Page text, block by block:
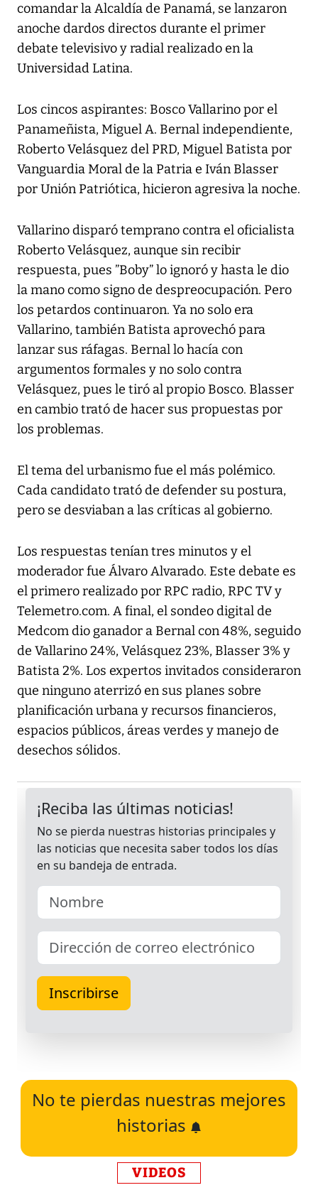
comandar la Alcaldía de Panamá, se lanzaron
anoche dardos directos durante el primer
debate televisivo y radial realizado en la
Universidad Latina.
Los cincos aspirantes: Bosco Vallarino por el
Panameñista, Miguel A. Bernal independiente,
Roberto Velásquez del PRD, Miguel Batista por
Vanguardia Moral de la Patria e Iván Blasser
por Unión Patriótica, hicieron agresiva la noche.
Vallarino disparó temprano contra el oficialista
Roberto Velásquez, aunque sin recibir
respuesta, pues ”Boby” lo ignoró y hasta le dio
la mano como signo de despreocupación. Pero
los petardos continuaron. Ya no solo era
Vallarino, también Batista aprovechó para
lanzar sus ráfagas. Bernal lo hacía con
argumentos formales y no solo contra
Velásquez, pues le tiró al propio Bosco. Blasser
en cambio trató de hacer sus propuestas por
los problemas.
El tema del urbanismo fue el más polémico.
Cada candidato trató de defender su postura,
pero se desviaban a las críticas al gobierno.
Los respuestas tenían tres minutos y el
moderador fue Álvaro Alvarado. Este debate es
el primero realizado por RPC radio, RPC TV y
Telemetro.com. A final, el sondeo digital de
Medcom dio ganador a Bernal con 48%, seguido
de Vallarino 24%, Velásquez 23%, Blasser 3% y
Batista 2%. Los expertos invitados consideraron
que ninguno aterrizó en sus planes sobre
planificación urbana y recursos financieros,
espacios públicos, áreas verdes y manejo de
desechos sólidos.
No te pierdas nuestras mejores
historias
VIDEOS